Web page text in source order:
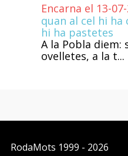
Encarna el 13-
quan al cel hi
hi ha pastetes
A la Pobla diem:
ovelletes, a la t...
RodaMots 1999 - 2026